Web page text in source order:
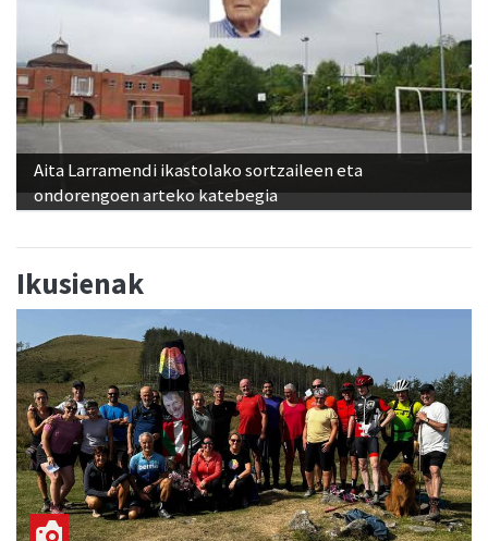
Aita Larramendi ikastolako sortzaileen eta
ondorengoen arteko katebegia
Ikusienak